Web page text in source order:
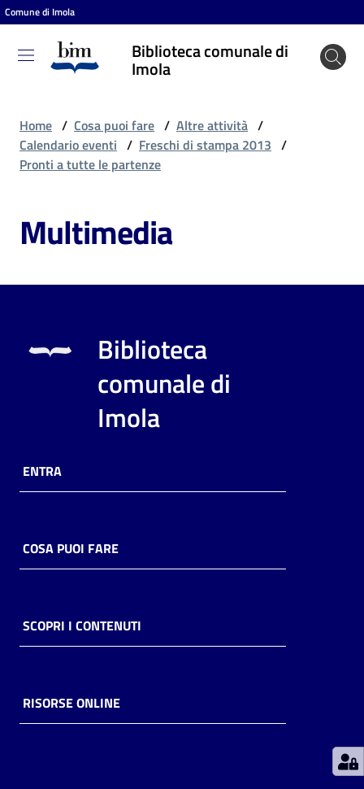
Vai al contenuto
Vai alla navigazione
Vai al footer
Comune di Imola
Biblioteca comunale di
Imola
Biblioteca
comunale
Cosa
fare
Scopri
online
Piani
Decentrate
Home / Cosa puoi fare / Altre attività /
Calendario eventi / Freschi di stampa 2013 /
Pronti a tutte le partenze
Multimedia
Biblioteca
comunale di
Imola
ENTRA
COSA PUOI FARE
SCOPRI I CONTENUTI
RISORSE ONLINE